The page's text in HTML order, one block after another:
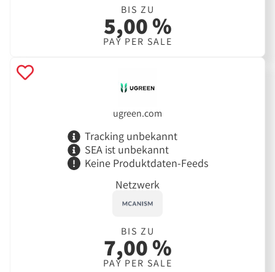
BIS ZU
5,00 %
PAY PER SALE
ugreen.com
Tracking unbekannt
SEA ist unbekannt
Keine Produktdaten-Feeds
Netzwerk
BIS ZU
7,00 %
PAY PER SALE